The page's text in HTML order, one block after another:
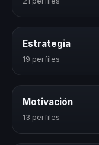
Estrategia
19 perfiles
Motivación
13 perfiles